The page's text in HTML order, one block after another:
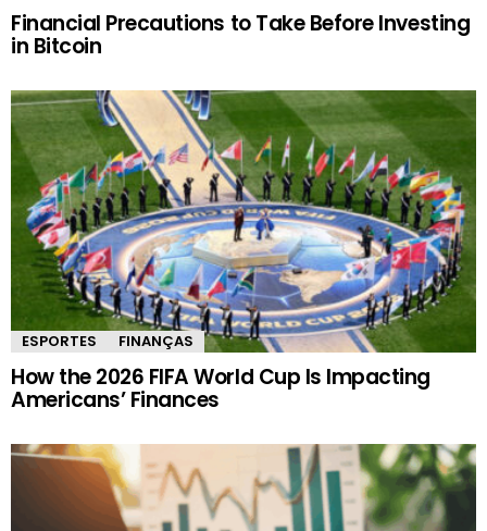
Financial Precautions to Take Before Investing
in Bitcoin
ESPORTES FINANÇAS
How the 2026 FIFA World Cup Is Impacting
Americans’ Finances